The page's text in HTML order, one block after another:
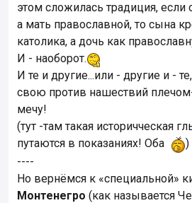
этом сложилась традиция, если
а мать православной, то сына
католика, а дочь как
И - наоборот.
И те и другие...или - другие и -
свою против нашествий
мечу!
(тут -там такая историчческая
путаются в показаниях! Оба
)
----
Но вернёмся к «специальной»
Монтенегро (как называется